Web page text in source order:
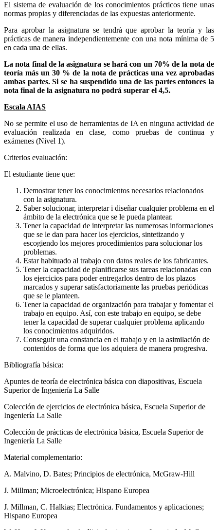
El sistema de evaluación de los conocimientos prácticos tiene unas
normas propias y diferenciadas de las expuestas anteriormente.
Para aprobar la asignatura se tendrá que aprobar la teoría y las
prácticas de manera independientemente con una nota mínima de 5
en cada una de ellas.
La nota final de la asignatura se hará con un 70% de la nota de
teoría más un 30 % de la nota de prácticas una vez aprobadas
ambas partes.Si se ha suspendido una de las partes entonces la
nota final de la asignatura no podrá superar el 4,5.
Escala AIAS
No se permite el uso de herramientas de IA en ninguna actividad de
evaluación realizada en clase, como pruebas de continua y
exámenes (Nivel 1).
Criterios evaluación:
El estudiante tiene que:
Demostrar tener los conocimientos necesarios relacionados
con la asignatura.
Saber solucionar, interpretar i diseñar cualquier problema en el
ámbito de la electrónica que se le pueda plantear.
Tener la capacidad de interpretar las numerosas informaciones
que se le dan para hacer los ejercicios, sintetizando y
escogiendo los mejores procedimientos para solucionar los
problemas.
Estar habituado al trabajo con datos reales de los fabricantes.
Tener la capacidad de planificarse sus tareas relacionadas con
los ejercicios para poder entregarlos dentro de los plazos
marcados y superar satisfactoriamente las pruebas periódicas
que se le planteen.
Tener la capacidad de organización para trabajar y fomentar el
trabajo en equipo. Así, con este trabajo en equipo, se debe
tener la capacidad de superar cualquier problema aplicando
los conocimientos adquiridos.
Conseguir una constancia en el trabajo y en la asimilación de
contenidos de forma que los adquiera de manera progresiva.
Bibliografía básica:
Apuntes de teoría de electrónica básica con diapositivas, Escuela
Superior de Ingeniería La Salle
Colección de ejercicios de electrónica básica, Escuela Superior de
Ingeniería La Salle
Colección de prácticas de electrónica básica, Escuela Superior de
Ingeniería La Salle
Material complementario:
A. Malvino, D. Bates; Principios de electrónica, McGraw-Hill
J. Millman; Microelectrónica; Hispano Europea
J. Millman, C. Halkias; Electrónica. Fundamentos y aplicaciones;
Hispano Europea